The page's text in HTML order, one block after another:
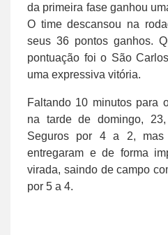
da primeira fase ganhou
O time descansou na
seus 36 pontos ganhos.
pontuação foi o São
uma expressiva vitória.
Faltando 10 minutos para
na tarde de domingo,
Seguros por 4 a 2,
entregaram e de forma
virada, saindo de campo
por 5 a 4.